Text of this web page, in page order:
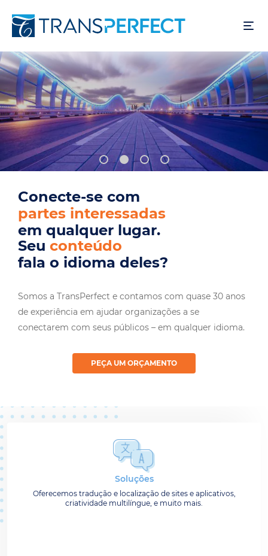
para
conteúdo
principal
Conecte-se com
em qualquer lugar.
Seu produto
fala o idioma deles?
de experiência em ajudar organizações a se
conectarem com seus públicos – em qualquer idioma.
Soluções
Oferecemos tradução e localização de sites e aplicativos,
criatividade multilíngue, e muito mais.